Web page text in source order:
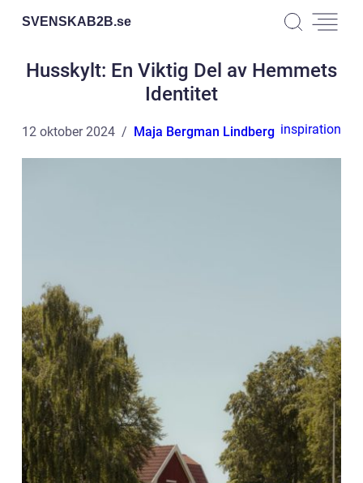
SVENSKAB2B.se
Husskylt: En Viktig Del av Hemmets
Identitet
12 oktober 2024 Maja Bergman Lindberg inspiration